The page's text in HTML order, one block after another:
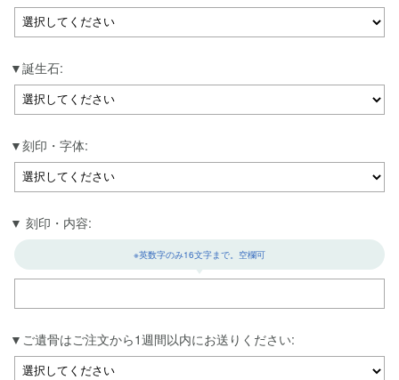
誕生石:
刻印・字体:
刻印・内容:
※英数字のみ16文字まで。空欄可
ご遺骨はご注文から1週間以内にお送りください: